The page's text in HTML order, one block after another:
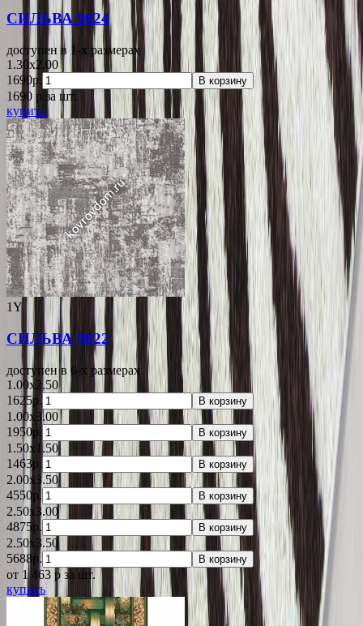
СИЛЬВА 9024
доступен в 1-x размерах
1.30x2.00
1690р.
В корзину
1690 p за шт.
купить
1Y
СИЛЬВА 9022
доступен в 6-x размерах
1.00x2.50
1625р.
В корзину
1.00x3.00
1950р.
В корзину
1.50x1.50
1463р.
В корзину
2.00x3.50
4550р.
В корзину
2.50x3.00
4875р.
В корзину
2.50x3.50
5688р.
В корзину
от 1 463 p за шт.
купить